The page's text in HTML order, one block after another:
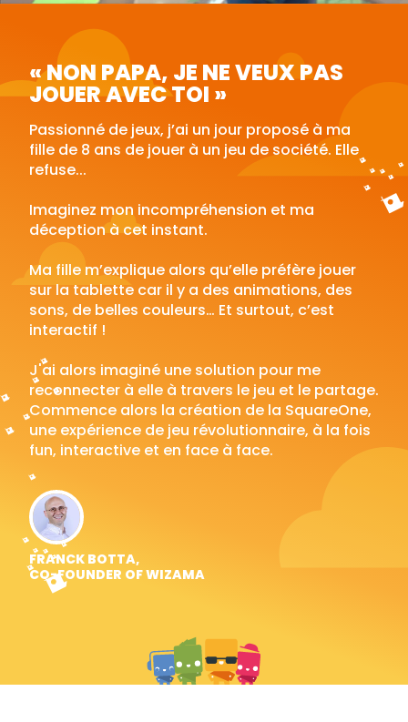
« NON PAPA, JE NE VEUX PAS
JOUER AVEC TOI »
Passionné de jeux, j’ai un jour proposé à ma
fille de 8 ans de jouer à un jeu de société. Elle
refuse...
Imaginez mon incompréhension et ma
déception à cet instant.
Ma fille m’explique alors qu’elle préfère jouer
sur la tablette car il y a des animations, des
sons, de belles couleurs… Et surtout, c’est
interactif !
J'ai alors imaginé une solution pour me
reconnecter à elle à travers le jeu et le partage.
Commence alors la création de la SquareOne,
une expérience de jeu révolutionnaire, à la fois
fun, interactive et en face à face.
FRANCK BOTTA,
CO-FOUNDER OF WIZAMA